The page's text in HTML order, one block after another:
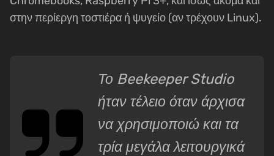
στην περίεργη τοστιέρα ή ψυγείο (αν τρέχουν Linux).
Το Beekeeper Studio
ήταν τέλειο όταν άρχισα
να χρησιμοποιώ και τα
τρία μεγάλα λειτουργικά